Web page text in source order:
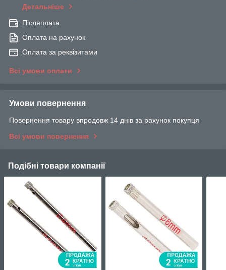
Детальніше
Післяплата
Оплата на рахунок
Оплата за реквізитами
Всі умови оплати
Умови повернення
Повернення товару впродовж 14 днів за рахунок покупця
Всі умови повернення
Подібні товари компанії